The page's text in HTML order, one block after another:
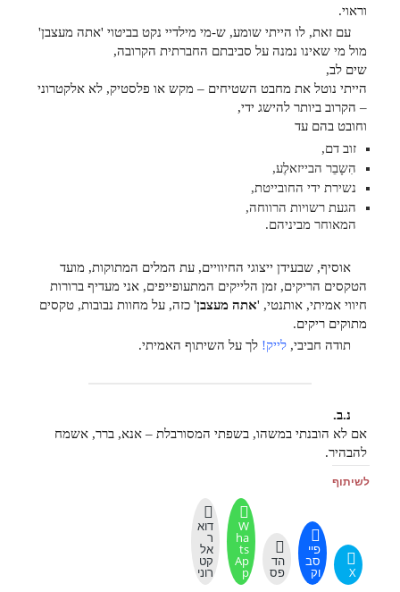
וראוי.
עם זאת, לו הייתי שומע, ש-מי מילדיי נקט בביטוי 'אתה מעצבן'
מול מי שאינו נמנה על סביבתם החברתית הקרובה,
שים לב,
הייתי נוטל את מחבט השטיחים – מקש או פלסטיק, לא אלקטרוני
– הקרוב ביותר להישג ידי,
וחובט בהם עד
זוב דם,
הִשָבֵר הבייזאלֶע,
נשירת ידי החובייטת,
הגעת רשויות הרווחה,
המאוחר מביניהם.
אוסיף, שבעידן ייצוגי החיוויים, עת המלים המתוקות, מועד
הטקסים הריקים, זמן הלייקים המתעופייפים, אני מעדיף ברורות
חיווי אמיתי, אותנטי, 'אתה מעצבן' כזה, על מחוות נבובות, טקסים
מתוקים ריקים.
תודה חביבי,לייק! לך על השיתוף האמיתי.
נ.ב.
אם לא הובנתי במשהו, בשפתי המסורבלת – אנא, ברר, אשמח
להבהיר.
לשיתוף
X
פיי
סב
וק
הד
פס
W
ha
ts
Ap
p
דוא
ר
אל
קט
רוני